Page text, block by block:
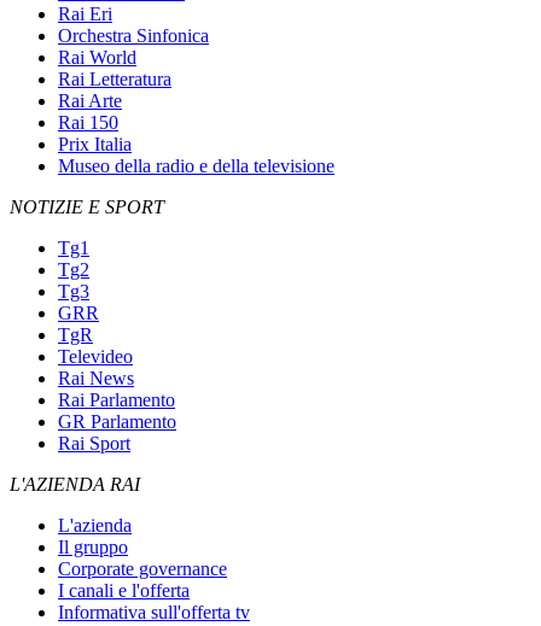
Rai Eri
Orchestra Sinfonica
Rai World
Rai Letteratura
Rai Arte
Rai 150
Prix Italia
Museo della radio e della televisione
NOTIZIE E SPORT
Tg1
Tg2
Tg3
GRR
TgR
Televideo
Rai News
Rai Parlamento
GR Parlamento
Rai Sport
L'AZIENDA RAI
L'azienda
Il gruppo
Corporate governance
I canali e l'offerta
Informativa sull'offerta tv